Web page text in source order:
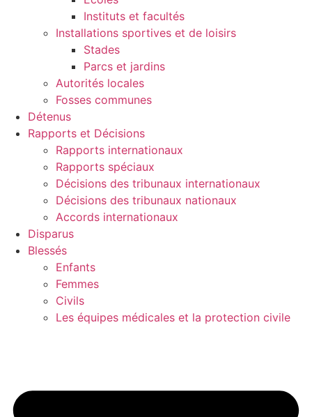
Instituts et facultés
Installations sportives et de loisirs
Stades
Parcs et jardins
Autorités locales
Fosses communes
Détenus
Rapports et Décisions
Rapports internationaux
Rapports spéciaux
Décisions des tribunaux internationaux
Décisions des tribunaux nationaux
Accords internationaux
Disparus
Blessés
Enfants
Femmes
Civils
Les équipes médicales et la protection civile